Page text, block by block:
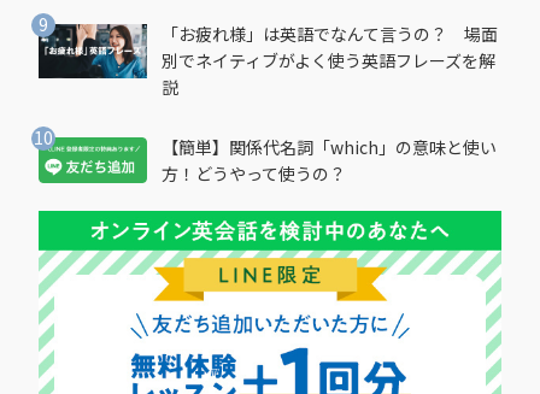
「お疲れ様」は英語でなんて言うの？ 場面
別でネイティブがよく使う英語フレーズを解
説
【簡単】関係代名詞「which」の意味と使い
方！どうやって使うの？